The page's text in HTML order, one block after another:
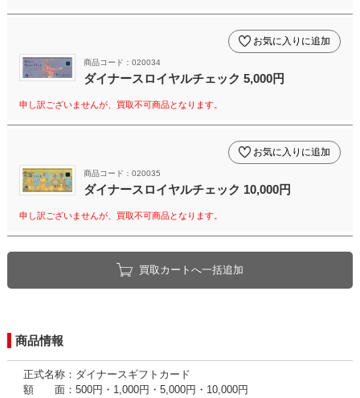
商品コード：020034
ダイナースロイヤルチェック 5,000円
お気に入りに追加
申し訳ございませんが、買取不可商品となります。
商品コード：020035
ダイナースロイヤルチェック 10,000円
お気に入りに追加
申し訳ございませんが、買取不可商品となります。
買取カートへ一括追加
商品情報
正式名称：ダイナースギフトカード
額 面：500円・1,000円・5,000円・10,000円